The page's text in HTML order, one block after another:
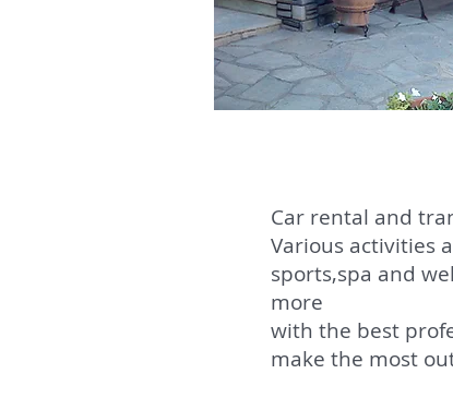
Car rental and
Various activities
sports,spa and
more
with the best
make the most